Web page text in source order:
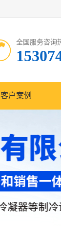
全国服务咨询
客户案例